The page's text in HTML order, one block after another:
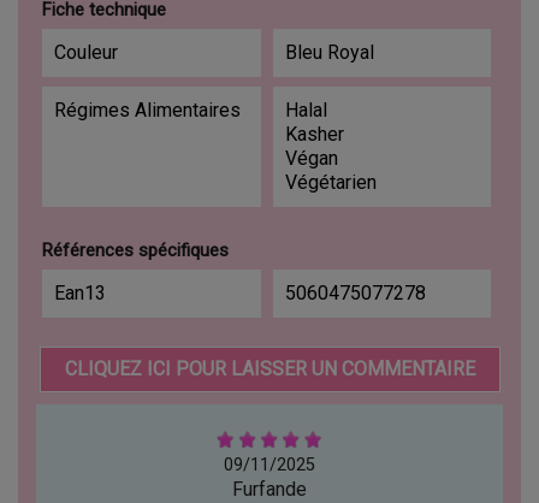
Fiche technique
Couleur Bleu Royal
Régimes Alimentaires
Halal
Kasher
Végan
Végétarien
Références spécifiques
Ean13 5060475077278
CLIQUEZ ICI POUR LAISSER UN COMMENTAIRE
09/11/2025
Furfande